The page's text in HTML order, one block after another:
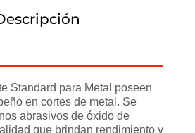
Standard para Metal poseen
en cortes de metal. Se
abrasivos de óxido de
que brindan rendimiento y